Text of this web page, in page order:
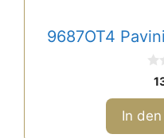
9687OT4
o
n
5
In